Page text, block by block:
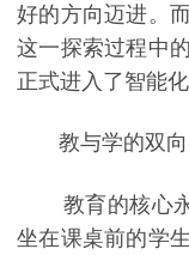
好的方向迈进。
这一探索过程中
正式进入了智能化
教与学的双向
教育的核心永
坐在课桌前的学